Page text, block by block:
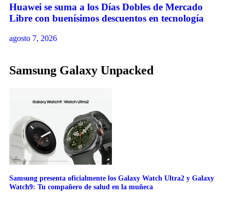
Huawei se suma a los Días Dobles de Mercado
Libre con buenísimos descuentos en tecnología
agosto 7, 2026
Samsung Galaxy Unpacked
Samsung presenta oficialmente los Galaxy Watch Ultra2 y Galaxy
Watch9: Tu compañero de salud en la muñeca